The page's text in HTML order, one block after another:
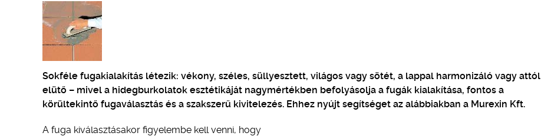
Sokféle fugakialakítás létezik: vékony, széles, süllyesztett, világos vagy sötét, a lappal harmonizáló vagy attól
elütő – mivel a hidegburkolatok esztétikáját nagymértékben befolyásolja a fugák kialakítása, fontos a
körültekintő fugaválasztás és a szakszerű kivitelezés. Ehhez nyújt segítséget az alábbiakban a Murexin Kft.
A fuga kiválasztásakor figyelembe kell venni, hogy